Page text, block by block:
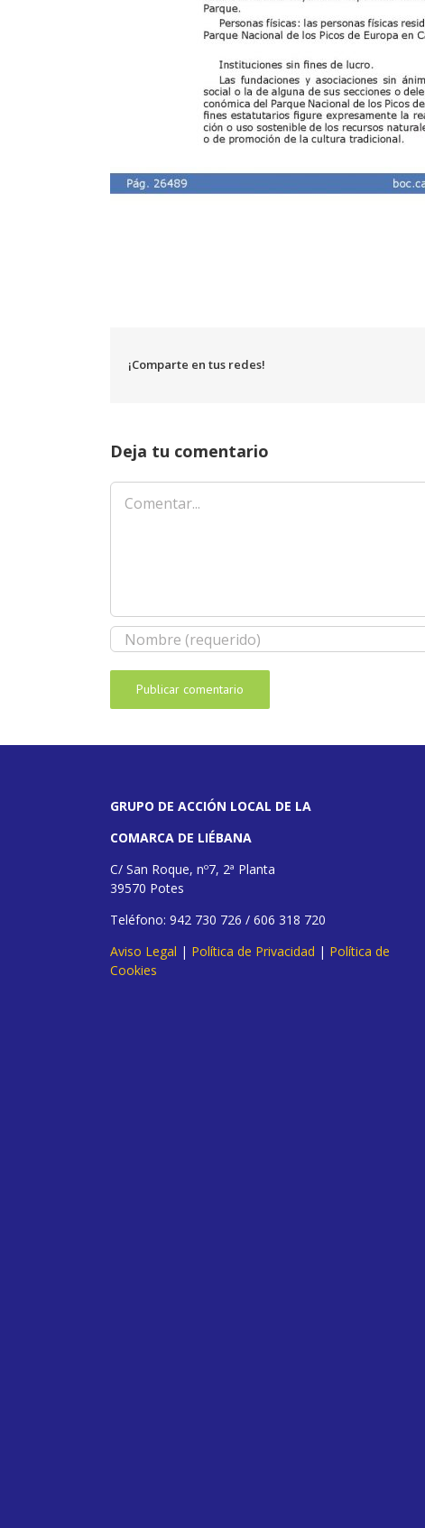
¡Comparte en tus redes!
Deja tu comentario
Comentar
GRUPO DE ACCIÓN LOCAL DE LA
COMARCA DE LIÉBANA
C/ San Roque, nº7, 2ª Planta
39570 Potes
Teléfono: 942 730 726 / 606 318 720
Aviso Legal | Política de Privacidad | Política de
Cookies